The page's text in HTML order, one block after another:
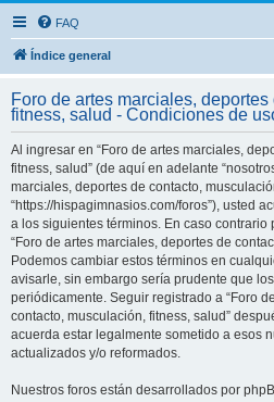
FAQ
Índice general
Foro de artes marciales,
fitness, salud - Condiciones de
Al ingresar en “Foro de artes marciales,
fitness, salud” (de aquí en adelante
marciales, deportes de contacto,
“https://hispagimnasios.com/foros”), usted
a los siguientes términos. En caso contrario
“Foro de artes marciales, deportes de
Podemos cambiar estos términos en
avisarle, sin embargo sería prudente que
periódicamente. Seguir registrado a “Foro
contacto, musculación, fitness, salud”
acuerda estar legalmente sometido a esos
actualizados y/o reformados.
Nuestros foros están desarrollados por